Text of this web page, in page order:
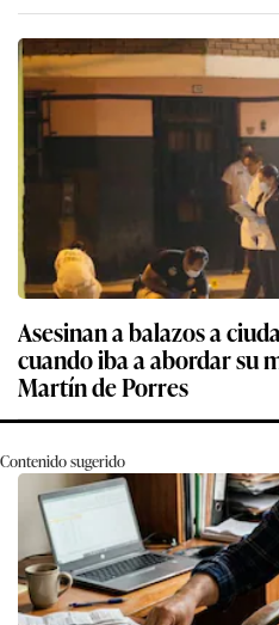
Asesinan a balazos a
cuando iba a abordar su
Martín de Porres
Contenido sugerido